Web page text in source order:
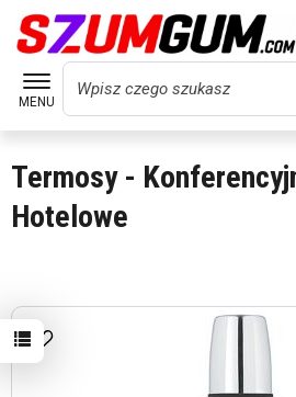
MENU
Wyszukaj
Termosy -
Hotelowe